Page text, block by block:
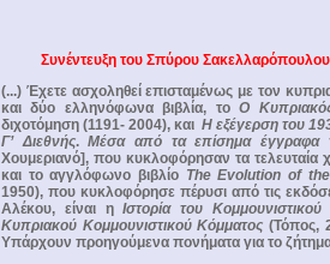
Συνέντευξη του Σπύρου
(...) Έχετε ασχοληθεί επισταμένως με τον
και δύο ελληνόφωνα βιβλία, τοΟ
διχοτόμηση (1191- 2004), καιΗ εξέγερση του
Γ’ Διεθνής.Μέσα από τα επίσημα έγγραφα
Χουμεριανό], που κυκλοφόρησαν τα τελευταία
και το αγγλόφωνο βιβλίο The Evolution of
1950), που κυκλοφόρησε πέρυσι από τις
Αλέκου, είναι ηΙστορία του
Κυπριακού Κομμουνιστικού Κόμματος (Τόπος,
Υπάρχουν προηγούμενα πονήματα για το ζήτημα